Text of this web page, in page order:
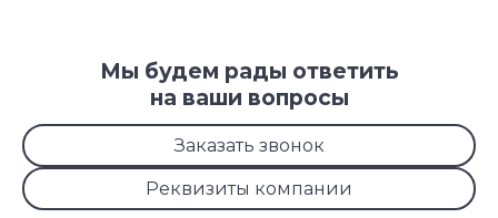
Мы будем рады ответить
на ваши вопросы
Заказать звонок
Реквизиты компании